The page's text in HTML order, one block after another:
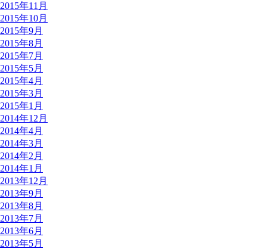
2015年11月
2015年10月
2015年9月
2015年8月
2015年7月
2015年5月
2015年4月
2015年3月
2015年1月
2014年12月
2014年4月
2014年3月
2014年2月
2014年1月
2013年12月
2013年9月
2013年8月
2013年7月
2013年6月
2013年5月